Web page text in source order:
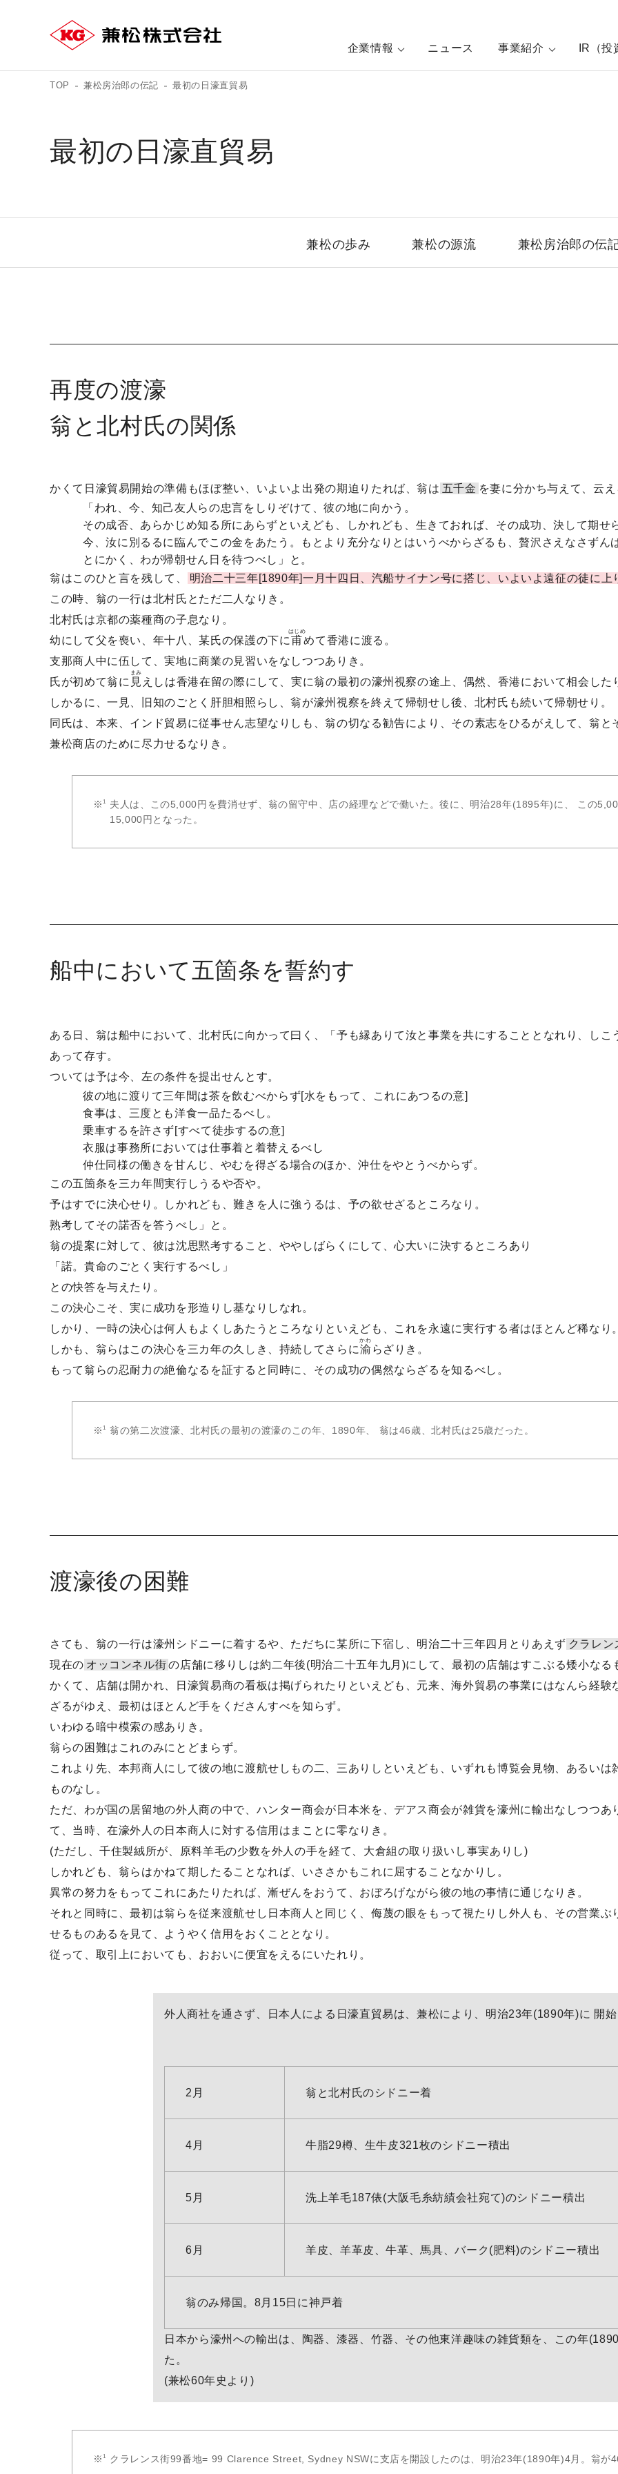
企業情報 ニュース 事業紹介 IR（
TOP 兼松房治郎の伝記 最初の日濠直貿易
最初の日濠直貿易
兼松の歩み 兼松の源流 兼松房治郎の伝
再度の渡濠
翁と北村氏の関係
かくて日濠貿易開始の準備もほぼ整い、いよいよ出発の期迫りたれば、翁は 五千金 を妻に分かち与えて、云
「われ、今、知己友人らの忠言をしりぞけて、彼の地に向かう。
その成否、あらかじめ知る所にあらずといえども、しかれども、生きておれば、その成功、決して期せ
今、汝に別るるに臨んでこの金をあたう。もとより充分なりとはいうべからざるも、贅沢さえなさず
とにかく、わが帰朝せん日を待つべし」と。
翁はこのひと言を残して、
明治二十三年[1890年]一月十四日、汽船サイナン号に搭じ、いよいよ遠征の徒に上
この時、翁の一行は北村氏とただ二人なりき。
北村氏は京都の薬種商の子息なり。
幼にして父を喪い、年十八、某氏の保護の下に甫
はじめ
めて香港に渡る。
支那商人中に伍して、実地に商業の見習いをなしつつありき。
氏が初めて翁に 見
まみ
えしは香港在留の際にして、実に翁の最初の濠州視察の途上、偶然、香港において相会した
しかるに、一見、旧知のごとく肝胆相照らし、翁が濠州視察を終えて帰朝せし後、北村氏も続いて帰朝せり。
同氏は、本来、インド貿易に従事せん志望なりしも、翁の切なる勧告により、その素志をひるがえして、翁
兼松商店のために尽力せるなりき。
夫人は、この5,000円を費消せず、翁の留守中、店の経理などで働いた。後に、明治28年(1895年)に、 この
15,000円となった。
船中において五箇条を誓約す
ある日、翁は船中において、北村氏に向かって曰く、「予も縁ありて汝と事業を共にすることとなれり、し
あって存す。
ついては予は今、左の条件を提出せんとす。
彼の地に渡りて三年間は茶を飲むべからず[水をもって、これにあつるの意]
食事は、三度とも洋食一品たるべし。
乗車するを許さず[すべて徒歩するの意]
衣服は事務所においては仕事着と着替えるべし
仲仕同様の働きを甘んじ、やむを得ざる場合のほか、沖仕をやとうべからず。
この五箇条を三カ年間実行しうるや否や。
予はすでに決心せり。しかれども、難きを人に強うるは、予の欲せざるところなり。
熟考してその諾否を答うべし」と。
翁の提案に対して、彼は沈思黙考すること、ややしばらくにして、心大いに決するところあり
「諾。貴命のごとく実行するべし」
との快答を与えたり。
この決心こそ、実に成功を形造りし基なりしなれ。
しかり、一時の決心は何人もよくしあたうところなりといえども、これを永遠に実行する者はほとんど稀なり
しかも、翁らはこの決心を三カ年の久しき、持続してさらに渝
かわ
らざりき。
もって翁らの忍耐力の絶倫なるを証すると同時に、その成功の偶然ならざるを知るべし。
翁の第二次渡濠、北村氏の最初の渡濠のこの年、1890年、 翁は46歳、北村氏は25歳だった。
渡濠後の困難
さても、翁の一行は濠州シドニーに着するや、ただちに某所に下宿し、明治二十三年四月とりあえず クラレン
現在の オッコンネル街の店舗に移りしは約二年後(明治二十五年九月)にして、最初の店舗はすこぶる矮小なる
かくて、店舗は開かれ、日濠貿易商の看板は掲げられたりといえども、元来、海外貿易の事業にはなんら経
ざるがゆえ、最初はほとんど手をくださんすべを知らず。
いわゆる暗中模索の感ありき。
翁らの困難はこれのみにとどまらず。
これより先、本邦商人にして彼の地に渡航せしもの二、三ありしといえども、いずれも博覧会見物、あるい
ものなし。
ただ、わが国の居留地の外人商の中で、ハンター商会が日本米を、デアス商会が雑貨を濠州に輸出なしつつ
て、当時、在濠外人の日本商人に対する信用はまことに零なりき。
(ただし、千住製絨所が、原料羊毛の少数を外人の手を経て、大倉組の取り扱いし事実ありし)
しかれども、翁らはかねて期したることなれば、いささかもこれに屈することなかりし。
異常の努力をもってこれにあたりたれば、漸ぜんをおうて、おぼろげながら彼の地の事情に通じなりき。
それと同時に、最初は翁らを従来渡航せし日本商人と同じく、侮蔑の眼をもって視たりし外人も、その営業
せるものあるを見て、ようやく信用をおくこととなり。
従って、取引上においても、おおいに便宜をえるにいたれり。
外人商社を通さず、日本人による日濠直貿易は、兼松により、明治23年(1890年)に 開
2月 翁と北村氏のシドニー着
4月 牛脂29樽、生牛皮321枚のシドニー積出
5月 洗上羊毛187俵(大阪毛糸紡績会社宛て)のシドニー積出
6月 羊皮、羊革皮、牛革、馬具、バーク(肥料)のシドニー積出
翁のみ帰国。8月15日に神戸着
日本から濠州への輸出は、陶器、漆器、竹器、その他東洋趣味の雑貨類を、この年
た。
(兼松60年史より)
クラレンス街99番地= 99 Clarence Street, Sydney NSWに支店を開設したのは、明治23年(1890年)4月。翁が